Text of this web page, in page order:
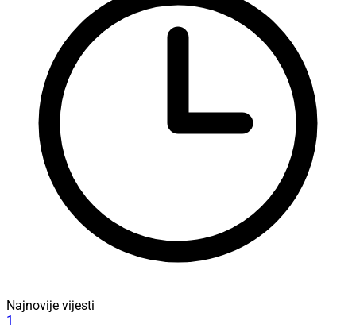
Najnovije vijesti
1